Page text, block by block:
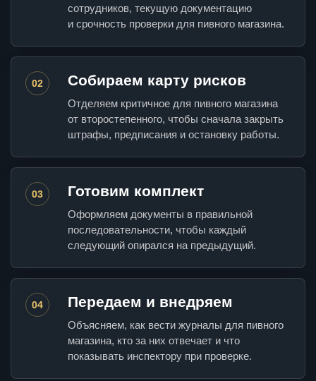
сотрудников, текущую документацию
и срочность проверки для пивного магазина.
02 Собираем карту рисков
Отделяем критичное для пивного магазина
от второстепенного, чтобы сначала закрыть
штрафы, предписания и остановку работы.
03 Готовим комплект
Оформляем документы в правильной
последовательности, чтобы каждый
следующий опирался на предыдущий.
04 Передаем и внедряем
Объясняем, как вести журналы для пивного
магазина, кто за них отвечает и что
показывать инспектору при проверке.